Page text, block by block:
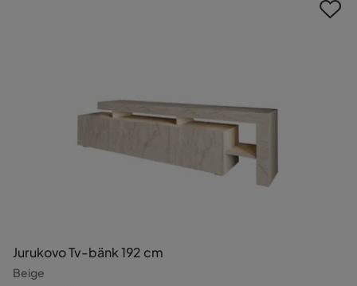
Jurukovo Tv-bänk 192 cm
Beige